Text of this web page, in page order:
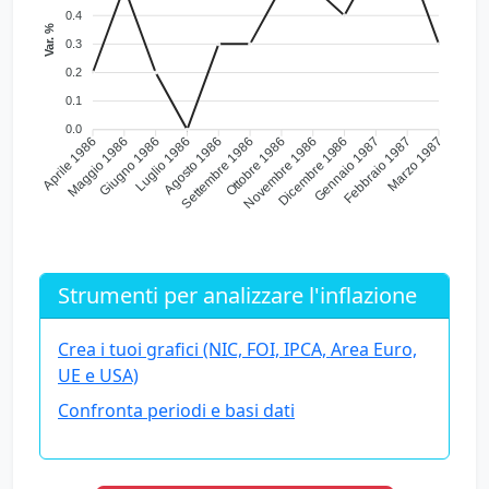
0.4
0.3
0.2
0.1
0.0
Var. %
Aprile 1986
Maggio 1986Giugno 1986Luglio 1986Agosto 1986
Settembre 1986Ottobre 1986
Novembre 1986
Dicembre 1986
Gennaio 1987
Febbraio 1987Marzo 1987
Strumenti per analizzare l'inflazione
Crea i tuoi grafici (NIC, FOI, IPCA, Area Euro,
UE e USA)
Confronta periodi e basi dati